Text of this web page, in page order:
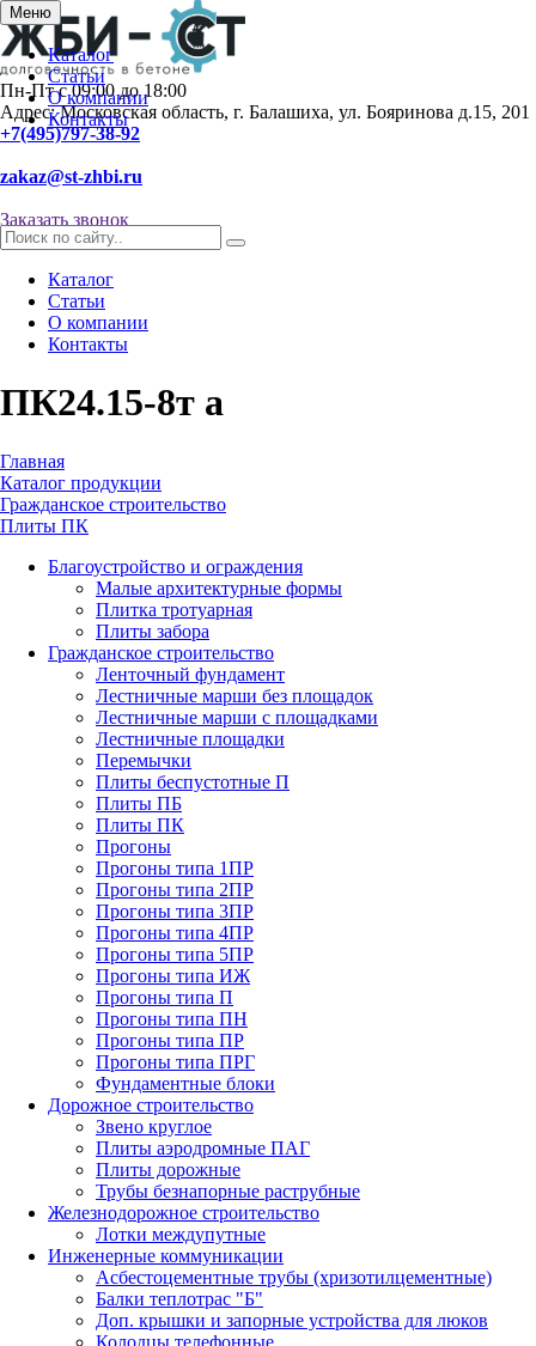
Меню
Каталог
Статьи
О компании
Контакты
Пн-Пт с 09:00 до 18:00
Адрес: Московская область, г. Балашиха, ул. Бояринова д.15, 201
+7(495)797-38-92
zakaz@st-zhbi.ru
Заказать звонок
Каталог
Статьи
О компании
Контакты
ПК24.15-8т а
Главная
Каталог продукции
Гражданское строительство
Плиты ПК
Благоустройство и ограждения
Малые архитектурные формы
Плитка тротуарная
Плиты забора
Гражданское строительство
Ленточный фундамент
Лестничные марши без площадок
Лестничные марши с площадками
Лестничные площадки
Перемычки
Плиты беспустотные П
Плиты ПБ
Плиты ПК
Прогоны
Прогоны типа 1ПР
Прогоны типа 2ПР
Прогоны типа 3ПР
Прогоны типа 4ПР
Прогоны типа 5ПР
Прогоны типа ИЖ
Прогоны типа П
Прогоны типа ПН
Прогоны типа ПР
Прогоны типа ПРГ
Фундаментные блоки
Дорожное строительство
Звено круглое
Плиты аэродромные ПАГ
Плиты дорожные
Трубы безнапорные раструбные
Железнодорожное строительство
Лотки междупутные
Инженерные коммуникации
Асбестоцементные трубы (хризотилцементные)
Балки теплотрас "Б"
Доп. крышки и запорные устройства для люков
Колодцы телефонные